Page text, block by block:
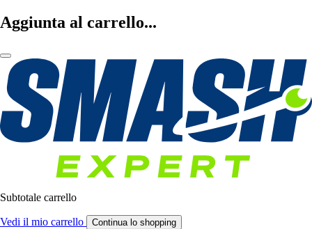
Aggiunta al carrello...
Subtotale carrello
Vedi il mio carrello Continua lo shopping